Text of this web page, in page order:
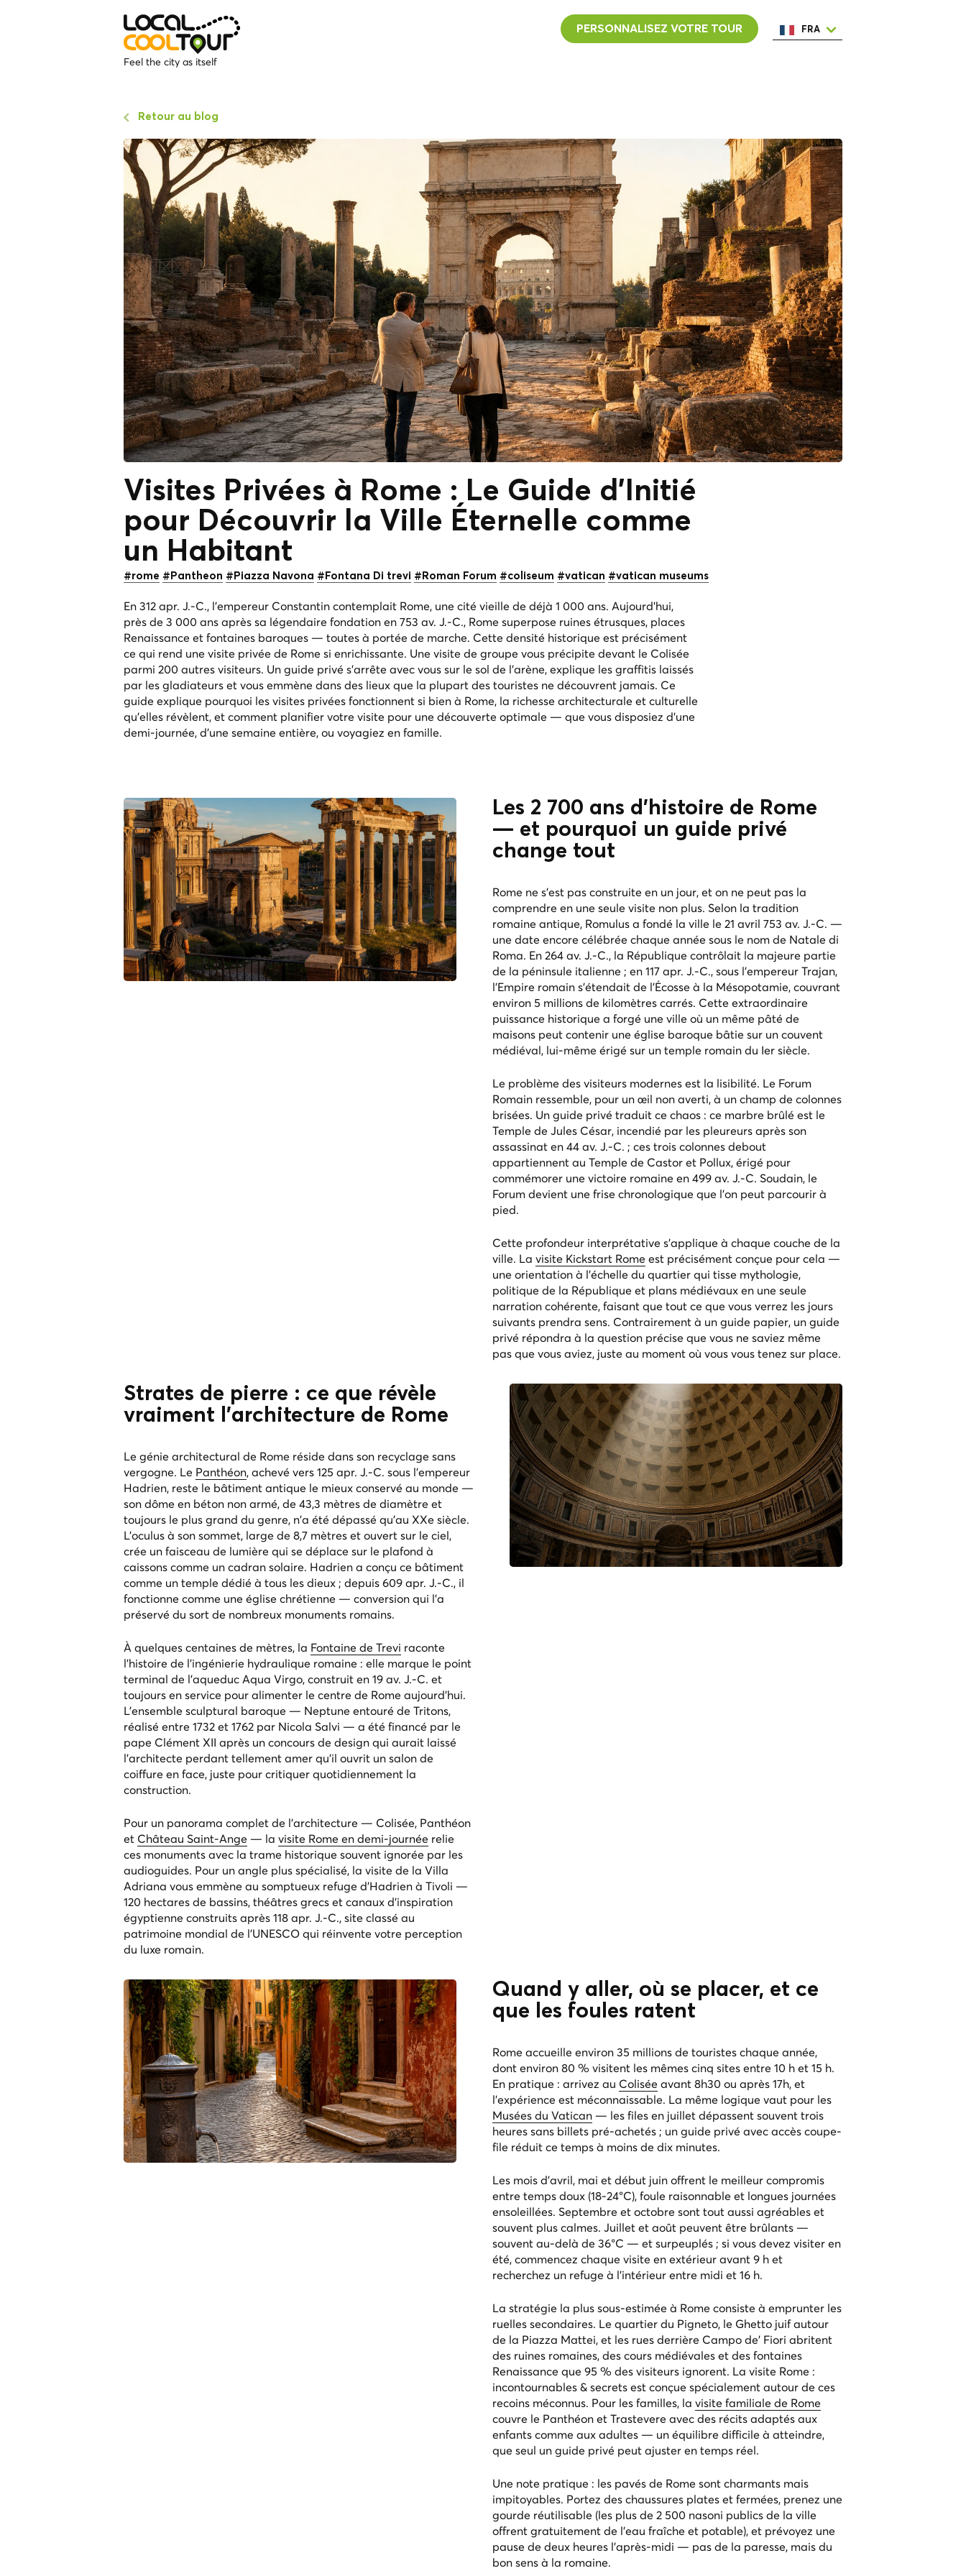
Feel the city as itself
PERSONNALISEZ VOTRE TOUR FRA
Retour au blog
Visites Privées à Rome : Le Guide d'Initié
pour Découvrir
la Ville Éternelle comme
un Habitant
#rome #Pantheon #Piazza Navona #Fontana Di trevi #Roman Forum #coliseum #vatican #vatican museums
En 312 apr. J.-C., l'empereur Constantin contemplait Rome, une cité vieille de déjà 1 000 ans. Aujourd'hui,
près de 3 000 ans après sa légendaire fondation en 753 av. J.-C., Rome superpose ruines étrusques, places
Renaissance et fontaines baroques — toutes à portée de marche. Cette densité historique est précisément
ce qui rend une visite privée de Rome si enrichissante. Une visite de groupe vous précipite devant le Colisée
parmi 200 autres visiteurs. Un guide privé s'arrête avec vous sur le sol de l'arène, explique les graffitis laissés
par les gladiateurs et vous emmène dans des lieux que la plupart des touristes ne découvrent jamais. Ce
guide explique pourquoi les visites privées fonctionnent si bien à Rome, la richesse architecturale et culturelle
qu'elles révèlent, et comment planifier votre visite pour une découverte optimale — que vous disposiez d'une
demi-journée, d'une semaine entière, ou voyagiez en famille.
Les 2 700 ans d'histoire de Rome
— et pourquoi un guide privé
change tout
Rome ne s'est pas construite en un jour, et on ne peut pas la
comprendre en une seule visite non plus. Selon la tradition
romaine antique, Romulus a fondé la ville le 21 avril 753 av. J.-C. —
une date encore célébrée chaque année sous le nom de Natale di
Roma. En 264 av. J.-C., la République contrôlait la majeure partie
de la péninsule italienne ; en 117 apr. J.-C., sous l'empereur Trajan,
l'Empire romain s'étendait de l'Écosse à la Mésopotamie, couvrant
environ 5 millions de kilomètres carrés. Cette extraordinaire
puissance historique a forgé une ville où un même pâté de
maisons peut contenir une église baroque bâtie sur un couvent
médiéval, lui-même érigé sur un temple romain du Ier siècle.
Le problème des visiteurs modernes est la lisibilité. Le Forum
Romainressemble, pour un œil non averti, à un champ de colonnes
brisées. Un guide privé traduit ce chaos : ce marbre brûlé est le
Temple de Jules César, incendié par les pleureurs après son
assassinat en 44 av. J.-C. ; ces trois colonnes debout
appartiennent au Temple de Castor et Pollux, érigé pour
commémorer une victoire romaine en 499 av. J.-C. Soudain, le
Forum devient une frise chronologique que l'on peut parcourir à
pied.
Cette profondeur interprétative s'applique à chaque couche de la
ville. La visite Kickstart Rome est précisément conçue pour cela —
une orientation à l’échelle du quartier qui tisse mythologie,
politique de la République et plans médiévaux en une seule
narration cohérente, faisant que tout ce que vous verrez les jours
suivants prendra sens. Contrairement à un guide papier, un guide
privé répondra à la question précise que vous ne saviez même
pas que vous aviez, juste au moment où vous vous tenez sur place.
Strates de pierre : ce que révèle
vraiment l'architecture de Rome
Le génie architectural de Rome réside dans son recyclage sans
vergogne. Le Panthéon, achevé vers 125 apr. J.-C. sous l'empereur
Hadrien, reste le bâtiment antique le mieux conservé au monde —
son dôme en béton non armé, de 43,3 mètres de diamètre et
toujours le plus grand du genre, n'a été dépassé qu'au XXe siècle.
L'oculus à son sommet, large de 8,7 mètres et ouvert sur le ciel,
crée un faisceau de lumière qui se déplace sur le plafond à
caissons comme un cadran solaire. Hadrien a conçu ce bâtiment
comme un temple dédié à tous les dieux ; depuis 609 apr. J.-C., il
fonctionne comme une église chrétienne — conversion qui l'a
préservé du sort de nombreux monuments romains.
À quelques centaines de mètres, la Fontaine de Trevi raconte
l'histoire de l'ingénierie hydraulique romaine : elle marque le point
terminal de l'aqueduc Aqua Virgo, construit en 19 av. J.-C. et
toujours en service pour alimenter le centre de Rome aujourd'hui.
L'ensemble sculptural baroque — Neptune entouré de Tritons,
réalisé entre 1732 et 1762 par Nicola Salvi — a été financé par le
pape Clément XII après un concours de design qui aurait laissé
l'architecte perdant tellement amer qu'il ouvrit un salon de
coiffure en face, juste pour critiquer quotidiennement la
construction.
Pour un panorama complet de l'architecture — Colisée, Panthéon
et Château Saint-Ange — la visite Rome en demi-journée relie
ces monuments avec la trame historique souvent ignorée par les
audioguides. Pour un angle plus spécialisé, la visite de la Villa
Adriana vous emmène au somptueux refuge d’Hadrien à Tivoli —
120 hectares de bassins, théâtres grecs et canaux d'inspiration
égyptienne construits après 118 apr. J.-C., site classé au
patrimoine mondial de l'UNESCO qui réinvente votre perception
du luxe romain.
Quand y aller, où se placer, et ce
que les foules ratent
Rome accueille environ 35 millions de touristes chaque année,
dont environ 80 % visitent les mêmes cinq sites entre 10 h et 15 h.
En pratique : arrivez au Colisée avant 8h30 ou après 17h, et
l'expérience est méconnaissable. La même logique vaut pour les
Musées du Vatican— les files en juillet dépassent souvent trois
heures sans billets pré-achetés ; un guide privé avec accès coupe-
file réduit ce temps à moins de dix minutes.
Les mois d’avril, mai et début juin offrent le meilleur compromis
entre temps doux (18-24°C), foule raisonnable et longues journées
ensoleillées. Septembre et octobre sont tout aussi agréables et
souvent plus calmes. Juillet et août peuvent être brûlants —
souvent au-delà de 36°C — et surpeuplés ; si vous devez visiter en
été, commencez chaque visite en extérieur avant 9 h et
recherchez un refuge à l'intérieur entre midi et 16 h.
La stratégie la plus sous-estimée à Rome consiste à emprunter les
ruelles secondaires. Le quartier du Pigneto, le Ghetto juif autour
de la Piazza Mattei, et les rues derrière Campo de' Fiori abritent
des ruines romaines, des cours médiévales et des fontaines
Renaissance que 95 % des visiteurs ignorent. La visite Rome :
incontournables & secretsest conçue spécialement autour de ces
recoins méconnus. Pour les familles, la visite familiale de Rome
couvre le Panthéon et Trastevere avec des récits adaptés aux
enfants comme aux adultes — un équilibre difficile à atteindre,
que seul un guide privé peut ajuster en temps réel.
Une note pratique : les pavés de Rome sont charmants mais
impitoyables. Portez des chaussures plates et fermées, prenez une
gourde réutilisable (les plus de 2 500 nasoni publics de la ville
offrent gratuitement de l'eau fraîche et potable), et prévoyez une
pause de deux heures l’après-midi — pas de la paresse, mais du
bon sens à la romaine.